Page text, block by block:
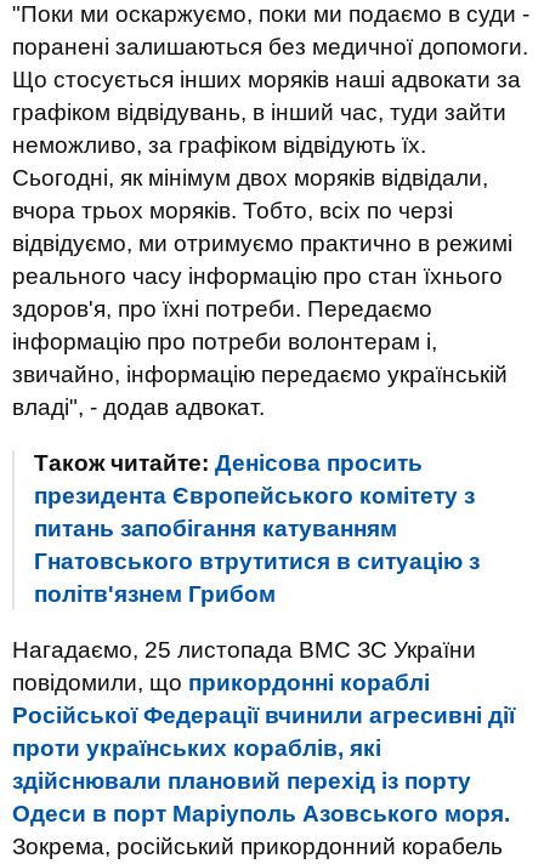
"Поки ми оскаржуємо, поки ми подаємо в суди -
поранені залишаються без медичної допомоги.
Що стосується інших моряків наші адвокати за
графіком відвідувань, в інший час, туди зайти
неможливо, за графіком відвідують їх.
Сьогодні, як мінімум двох моряків відвідали,
вчора трьох моряків. Тобто, всіх по черзі
відвідуємо, ми отримуємо практично в режимі
реального часу інформацію про стан їхнього
здоров'я, про їхні потреби. Передаємо
інформацію про потреби волонтерам і,
звичайно, інформацію передаємо українській
владі", - додав адвокат.
Також читайте: Денісова просить
президента Європейського комітету з
питань запобігання катуванням
Гнатовського втрутитися в ситуацію з
політв'язнем Грибом
Нагадаємо, 25 листопада ВМС ЗС України
повідомили, що прикордонні кораблі
Російської Федерації вчинили агресивні дії
проти українських кораблів, які
здійснювали плановий перехід із порту
Одеси в порт Маріуполь Азовського моря.
Зокрема, російський прикордонний корабель